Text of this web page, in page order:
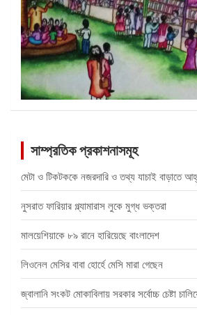
সাম্প্রতিক প্রকাশনাসমূহ
মেটা ও টিকটককে নজরদারি ও তথ্য যাচাই বাড়াতে
নুসরাত ফারিয়ার গ্ল্যামারাস লুকে মুগ্ধ ভক্তরা
মালয়েশিয়াকে ৮৯ রানে হারিয়েছে বাংলাদেশ
লিওনেল মেসির বাবা হোর্হে মেসি মারা গেছেন
জ্বালানি সংকট মোকাবিলায় সরকার সর্বোচ্চ চেষ্টা